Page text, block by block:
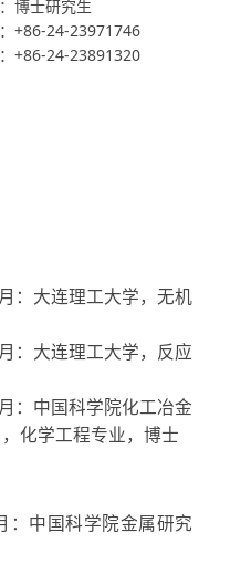
博士研究生
+86-24-23971746
+86-24-23891320
：大连理工大学，无机
大连理工大学，反应
中国科学院化工冶金
化学工程专业，博士
中国科学院金属研究